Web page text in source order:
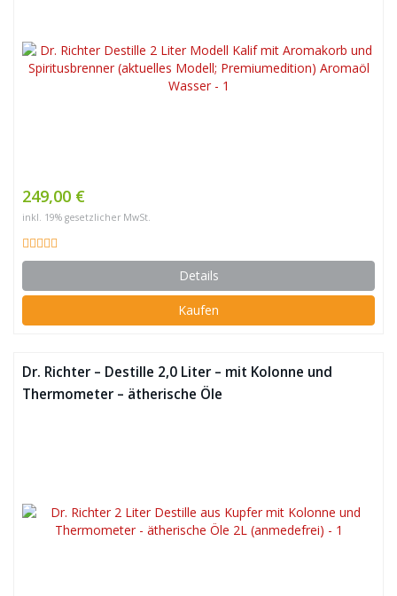
249,00 €
inkl. 19% gesetzlicher MwSt.
Details
Kaufen
Dr. Richter – Destille 2,0 Liter – mit Kolonne und
Thermometer – ätherische Öle